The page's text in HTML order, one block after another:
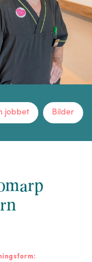
Bilder
jobbet